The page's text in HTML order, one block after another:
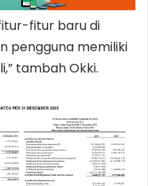
fitur baru di
pengguna memiliki
tambah Okki.